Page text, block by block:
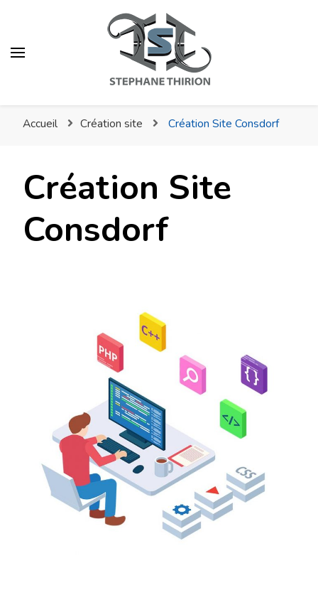
Infographiste –
Photographe Virton
Accueil Création site Création Site Consdorf
Création Site
Consdorf